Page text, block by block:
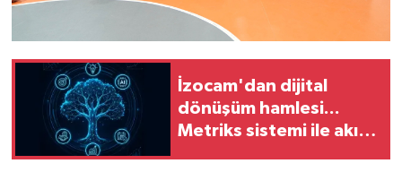
İzocam'dan dijital
dönüşüm hamlesi...
Metriks sistemi ile akıllı